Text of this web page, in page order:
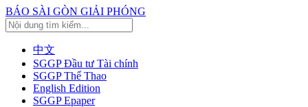
BÁO SÀI GÒN GIẢI PHÓNG
中文
SGGP Đầu tư Tài chính
SGGP Thể Thao
English Edition
SGGP Epaper